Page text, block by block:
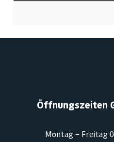
Öffnungszeiten
Montag – Freitag